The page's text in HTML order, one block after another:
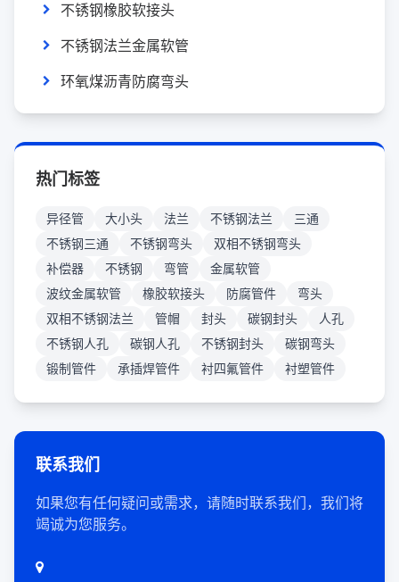
不锈钢橡胶软接头
不锈钢法兰金属软管
环氧煤沥青防腐弯头
热门标签
异径管 大小头 法兰 不锈钢法兰
三通
不锈钢三通
不锈钢弯头
双相不锈钢弯头
补偿器
不锈钢 弯管
金属软管
波纹金属软管
橡胶软接头 防腐管件
弯头
双相不锈钢法兰
管帽 封头 碳钢封头
人孔
不锈钢人孔
碳钢人孔 不锈钢封头
碳钢弯头
锻制管件
承插焊管件 衬四氟管件 衬塑管件
联系我们
如果您有任何疑问或需求，请随时联系我们，我们将
竭诚为您服务。